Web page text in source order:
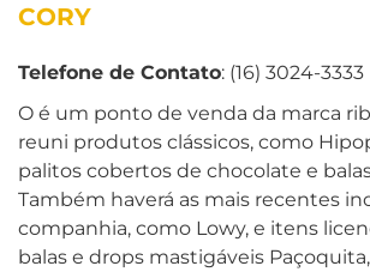
CORY
Telefone de Contato: (16) 3024-3333
O é um ponto de venda da marca
reuni produtos clássicos, como
palitos cobertos de chocolate e
Também haverá as mais recentes
companhia, como Lowy, e itens
balas e drops mastigáveis